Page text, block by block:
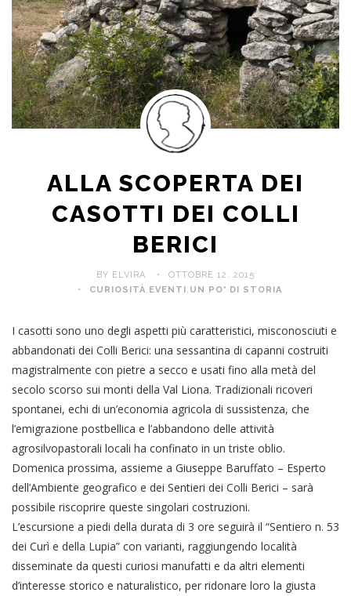
ALLA SCOPERTA DEI
CASOTTI DEI COLLI
BERICI
BY ELVIRA
OTTOBRE 12, 2015
CURIOSITÀ EVENTI UN PO' DI STORIA
I casotti sono uno degli aspetti più caratteristici, misconosciuti e
abbandonati dei Colli Berici: una sessantina di capanni costruiti
magistralmente con pietre a secco e usati fino alla metà del
secolo scorso sui monti della Val Liona. Tradizionali ricoveri
spontanei, echi di un’economia agricola di sussistenza, che
l’emigrazione postbellica e l’abbandono delle attività
agrosilvopastorali locali ha confinato in un triste oblio.
Domenica prossima, assieme a Giuseppe Baruffato – Esperto
dell’Ambiente geografico e dei Sentieri dei Colli Berici – sarà
possibile riscoprire queste singolari costruzioni.
L’escursione a piedi della durata di 3 ore seguirà il “Sentiero n. 53
dei Curì e della Lupia” con varianti, raggiungendo località
disseminate da questi curiosi manufatti e da altri elementi
d’interesse storico e naturalistico, per ridonare loro la giusta